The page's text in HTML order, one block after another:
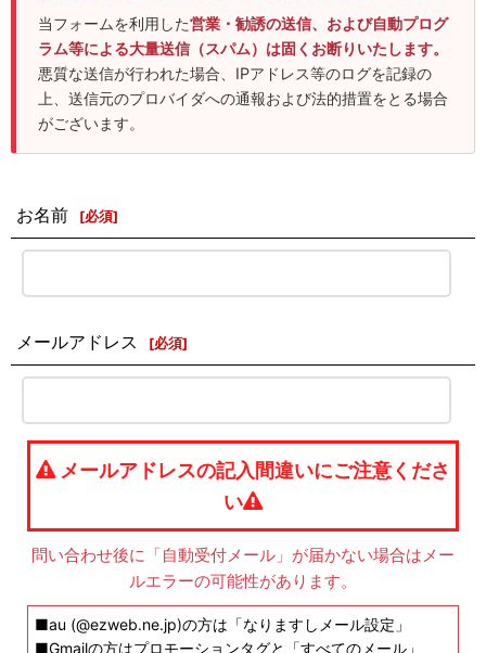
当フォームを利用した営業・勧誘の送信、および自動プログ
ラム等による大量送信（スパム）は固くお断りいたします。
悪質な送信が行われた場合、IPアドレス等のログを記録の
上、送信元のプロバイダへの通報および法的措置をとる場合
がございます。
お名前 [必須]
メールアドレス [必須]
メールアドレスの記入間違いにご注意くださ
い
問い合わせ後に「自動受付メール」が届かない場合はメー
ルエラーの可能性があります。
■au (@ezweb.ne.jp)の方は「なりますしメール設定」
■Gmailの方はプロモーションタグと「すべてのメール」